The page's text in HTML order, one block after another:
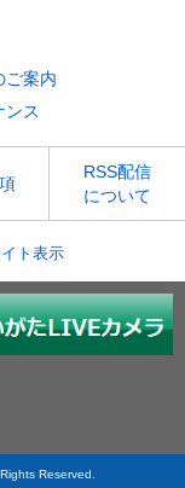
ご案内
ンス
RSS配信
について
ト表示
Reserved.